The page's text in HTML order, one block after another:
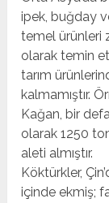
ipek, buğday
temel ürünleri
olarak temin
tarım
kalmamıştır.
Kağan, bir
olarak 1250
aleti almıştır.
Köktürkler,
içinde ekmiş;